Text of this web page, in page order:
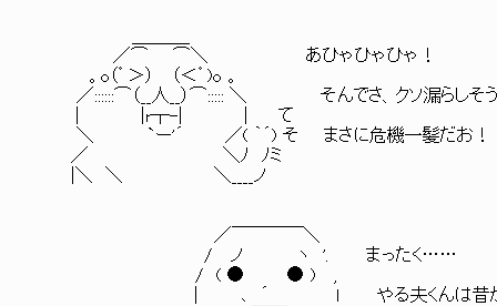
／⌒ ⌒＼ あひゃひゃひゃ！
。o（゜＞） （＜゜)o 。
／::::::⌒（__人__）⌒::::: ＼ そんでさ、クソ漏らしそう
| |r┬-| | て
＼ `ー'´ ／( ｀´) そ まさに危機一髪だお！
／ ＼ﾉ ﾉミ
|＼ ＼ ＼____ノ
／￣￣￣￣＼
/ ノ ヽ '. まったく……
/ ( ● ● ) ,
| ､ ´ ｌ やる夫くんは昔から間